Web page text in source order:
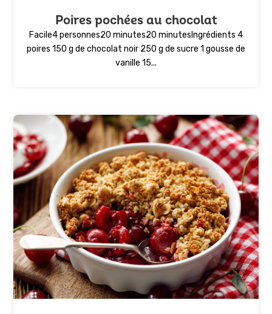
Poires pochées au chocolat
Facile4 personnes20 minutes20 minutesIngrédients 4
poires 150 g de chocolat noir 250 g de sucre 1 gousse de
vanille 15...